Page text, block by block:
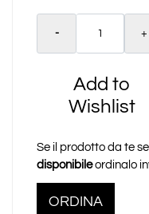
Add to
Wishlist
Se il prodotto da te
disponibileordinalo
ORDINA